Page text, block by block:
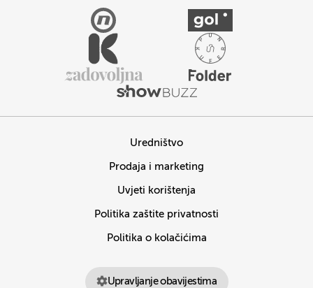
Uredništvo
Prodaja i marketing
Uvjeti korištenja
Politika zaštite privatnosti
Politika o kolačićima
Upravljanje obavijestima